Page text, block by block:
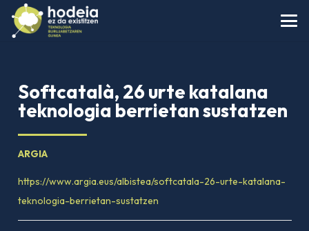
Softcatalà, 26 urte katalana
teknologia berrietan sustatzen
ARGIA
https://www.argia.eus/albistea/softcatala-26-urte-katalana-
teknologia-berrietan-sustatzen